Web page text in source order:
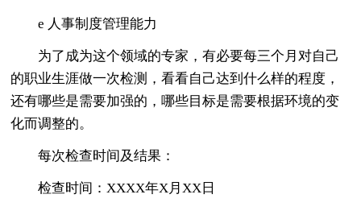
e 人事制度管理能力
为了成为这个领域的专家，有必要每三个月对自己
的职业生涯做一次检测，看看自己达到什么样的程度，
还有哪些是需要加强的，哪些目标是需要根据环境的变
化而调整的。
每次检查时间及结果：
检查时间：XXXX年X月XX日